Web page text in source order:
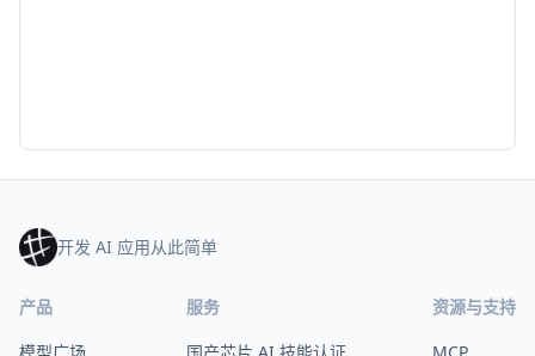
开发 AI 应用从此简单
产品
服务
资源与支持